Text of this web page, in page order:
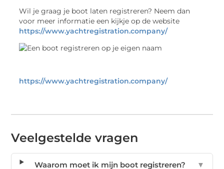
Wil je graag je boot laten registreren? Neem dan
voor meer informatie een kijkje op de website
https://www.yachtregistration.company/
https://www.yachtregistration.company/
Veelgestelde vragen
Waarom moet ik mijn boot registreren? ▼